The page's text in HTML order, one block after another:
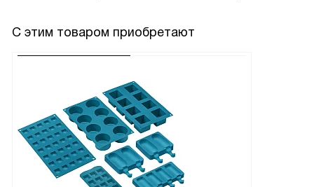
С этим товаром приобретают